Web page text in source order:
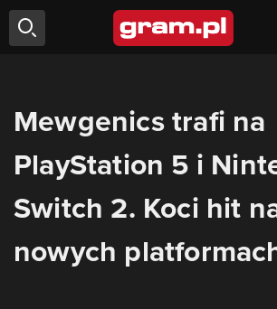
Mewgenics trafi na
PlayStation 5 i
Switch 2. Koci hit
nowych